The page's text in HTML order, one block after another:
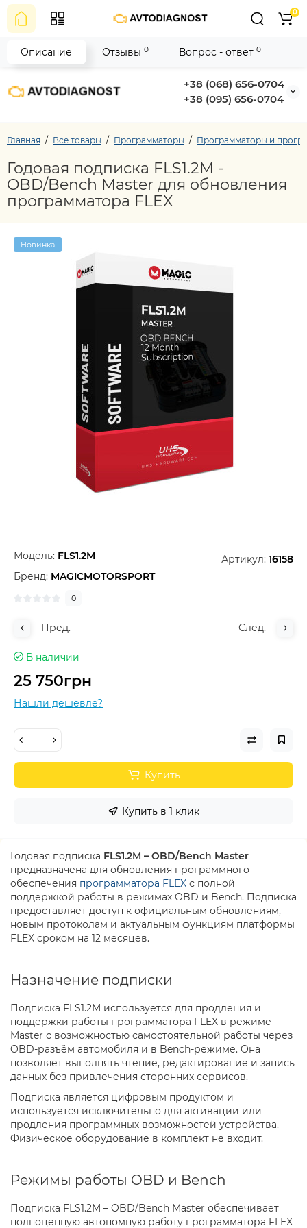
+38 (068) 656-0704
+38 (095) 656-0704
0
Главная Все товары Программаторы Программаторы и
Годовая подписка FLS1.2M -
OBD/Bench Master для обновления
программатора FLEX
Новинка
Модель: FLS1.2M Артикул: 16158
Бренд: MAGICMOTORSPORT
0
Пред. След.
В наличии
25 750грн
Нашли дешевле?
Купить
Купить в 1 клик
Описание Отзывы 0 Вопрос - ответ 0
Годовая подписка FLS1.2M – OBD/Bench Master
предназначена для обновления программного
обеспечения программатора FLEX с полной
поддержкой работы в режимах OBD и Bench. Подписка
предоставляет доступ к официальным обновлениям,
новым протоколам и актуальным функциям платформы
FLEX сроком на 12 месяцев.
Назначение подписки
Подписка FLS1.2M используется для продления и
поддержки работы программатора FLEX в режиме
Master с возможностью самостоятельной работы через
OBD-разъём автомобиля и в Bench-режиме. Она
позволяет выполнять чтение, редактирование и запись
данных без привлечения сторонних сервисов.
Подписка является цифровым продуктом и
используется исключительно для активации или
продления программных возможностей устройства.
Физическое оборудование в комплект не входит.
Режимы работы OBD и Bench
Подписка FLS1.2M – OBD/Bench Master обеспечивает
полноценную автономную работу программатора FLEX